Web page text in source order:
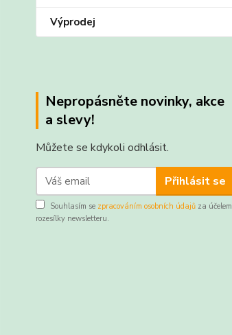
Výprodej
Nepropásněte novinky, akce
a slevy!
Můžete se kdykoli odhlásit.
Přihlásit se
Souhlasím se zpracováním osobních údajů za účelem
rozesílky newsletteru.